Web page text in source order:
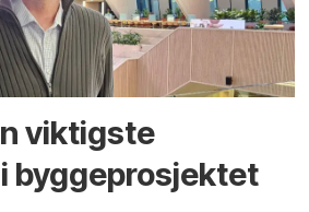
viktigste
bygge­­prosjektet